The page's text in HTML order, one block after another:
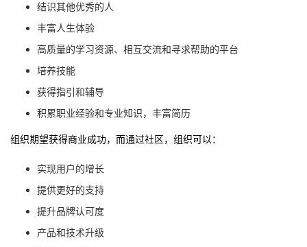
结识其他优秀的人
丰富人生体验
高质量的学习资源、相互交流和寻求帮助的平台
培养技能
获得指引和辅导
积累职业经验和专业知识，丰富简历
组织期望获得商业成功，而通过社区，组织可以：
实现用户的增长
提供更好的支持
提升品牌认可度
产品和技术升级